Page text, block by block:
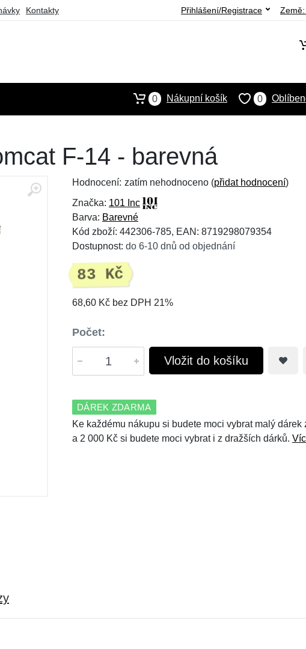
Kontakty Země:
Přihlášení/Registrace
0
0 Nákupní košík
F-14 - barevná
Hodnocení: zatím nehodnoceno (přidat hodnocení)
Značka: 101 Inc
Barva: Barevné
Kód zboží: 442306-785, EAN: 8719298079354
Dostupnost: do 6-10 dnů od objednání
83 Kč
68,60 Kč bez DPH 21%
Počet:
Vložit do košíku
DÁREK ZDARMA
Ke každému nákupu si budete moci vybrat malý dárek
a 2 000 Kč si budete moci vybrat i z dražších dárků.